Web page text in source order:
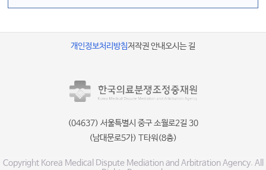
개인정보처리방침저작권 안내오시는 길
(04637) 서울특별시 중구 소월로2길 30
(남대문로5가) T타워(8층)
Copyright Korea Medical Dispute Mediation and Arbitration Agency. All